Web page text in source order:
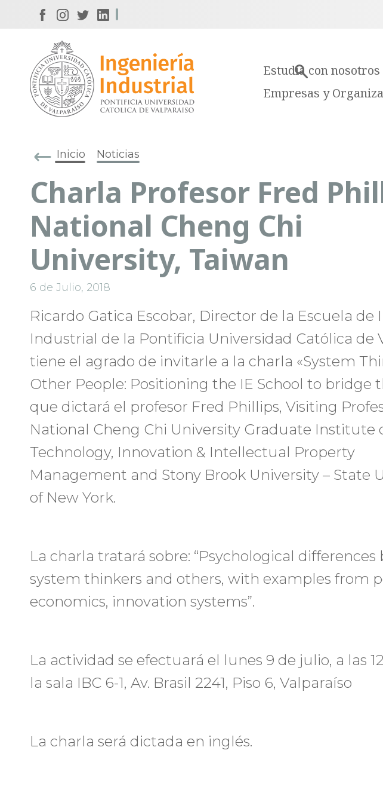
Estudia con nosotros
Empresas y
Inicio Noticias
Charla Profesor Fred
National Cheng Chi
University, Taiwan
6 de Julio, 2018
Ricardo Gatica Escobar, Director de la Escuela de
Industrial de la Pontificia Universidad Católica de
tiene el agrado de invitarle a la charla «System
Other People: Positioning the IE School to bridge
que dictará el profesor Fred Phillips, Visiting
National Cheng Chi University Graduate Institute
Technology, Innovation & Intellectual Property
Management and Stony Brook University – State
of New York.
La charla tratará sobre: “Psychological differences
system thinkers and others, with examples from
economics, innovation systems”.
La actividad se efectuará el lunes 9 de julio, a las
la sala IBC 6-1, Av. Brasil 2241, Piso 6, Valparaíso
La charla será dictada en inglés.